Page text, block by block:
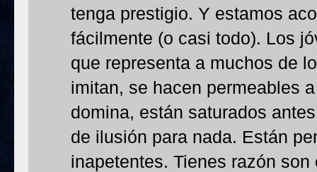
tenga prestigio. Y estamos
fácilmente (o casi todo). Los
que representa a muchos de
imitan, se hacen permeables
domina, están saturados
de ilusión para nada. Están
inapetentes. Tienes razón